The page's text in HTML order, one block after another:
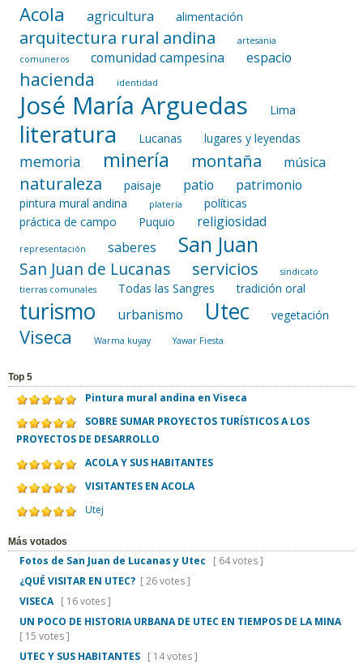
Acola agricultura alimentación
arquitectura rural andina
artesania
comuneros
comunidad campesina espacio
hacienda identidad
José María Arguedas Lima
literatura Lucanas lugares y leyendas
memoria minería montaña música
naturaleza paisaje patio patrimonio
pintura mural andina platería
políticas
práctica de campo
Puquio religiosidad
representación saberes San Juan
San Juan de Lucanas servicios
sindicato
tierras comunales
Todas las Sangres tradición oral
turismo urbanismo Utec vegetación
Viseca Warma kuyay Yawar Fiesta
Top 5
Pintura mural andina en Viseca
SOBRE SUMAR PROYECTOS TURÍSTICOS A LOS
PROYECTOS DE DESARROLLO
ACOLA Y SUS HABITANTES
VISITANTES EN ACOLA
Utej
Más votados
Fotos de San Juan de Lucanas y Utec
[ 64 votes ]
¿QUÉ VISITAR EN UTEC? [ 26 votes ]
VISECA [ 16 votes ]
UN POCO DE HISTORIA URBANA DE UTEC EN TIEMPOS DE LA MINA
[ 15 votes ]
UTEC Y SUS HABITANTES [ 14 votes ]